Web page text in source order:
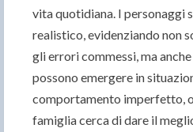
vita quotidiana. I personaggi
realistico, evidenziando non
gli errori commessi, ma
possono emergere in
comportamento imperfetto,
famiglia cerca di dare il